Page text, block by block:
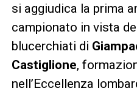
si aggiudica la prima
campionato in vista
blucerchiati di
Castiglione,
nell’Eccellenza